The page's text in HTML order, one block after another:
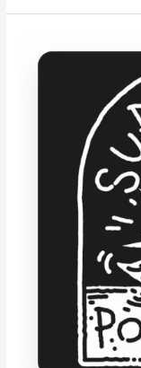
with
Olander